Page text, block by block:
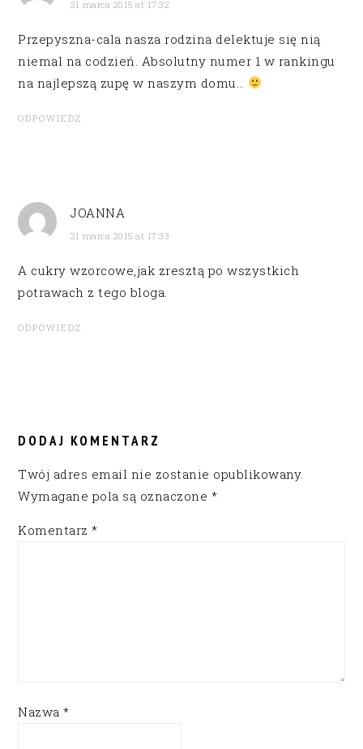
21 marca 2015 at 17:32
Przepyszna-cala nasza rodzina delektuje się nią
niemal na codzień. Absolutny numer 1 w rankingu
na najlepszą zupę w naszym domu…
ODPOWIEDZ
JOANNA
21 marca 2015 at 17:33
A cukry wzorcowe,jak zresztą po wszystkich
potrawach z tego bloga.
ODPOWIEDZ
DODAJ KOMENTARZ
Twój adres email nie zostanie opublikowany.
Wymagane pola są oznaczone *
Komentarz*
Nazwa*